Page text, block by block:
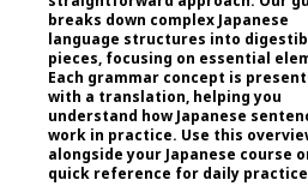
breaks down complex Japanese
language structures into
pieces, focusing on essential
Each grammar concept is
with a translation, helping you
understand how Japanese
work in practice. Use this
alongside your Japanese course
quick reference for daily